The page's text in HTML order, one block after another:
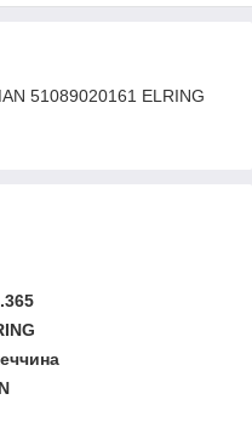
51089020161 ELRING